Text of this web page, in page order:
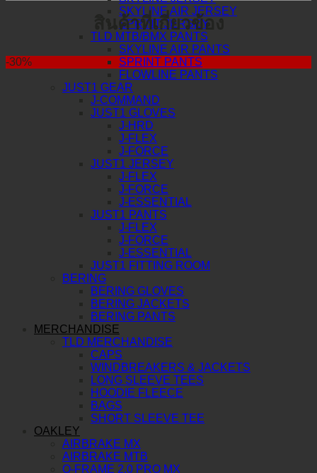
SKYLINE AIR JERSEY
SPRINT JERSEY
TLD MTB/BMX PANTS
SKYLINE AIR PANTS
SPRINT PANTS
FLOWLINE PANTS
JUST1 GEAR
J-COMMAND
JUST1 GLOVES
J-HRD
J-FLEX
J-FORCE
JUST1 JERSEY
J-FLEX
J-FORCE
J-ESSENTIAL
JUST1 PANTS
J-FLEX
J-FORCE
J-ESSENTIAL
JUST1 FITTING ROOM
BERING
BERING GLOVES
BERING JACKETS
BERING PANTS
MERCHANDISE
TLD MERCHANDISE
CAPS
WINDBREAKERS & JACKETS
LONG SLEEVE TEES
HOODIE FLEECE
BAGS
SHORT SLEEVE TEE
OAKLEY
AIRBRAKE MX
AIRBRAKE MTB
O-FRAME 2.0 PRO MX
สินค้าที่เกี่ยวข้อง
-30%